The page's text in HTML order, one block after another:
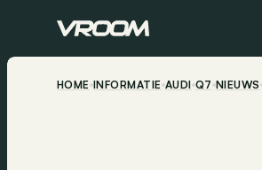
HOME INFORMATIE AUDI Q7 NIEUWS